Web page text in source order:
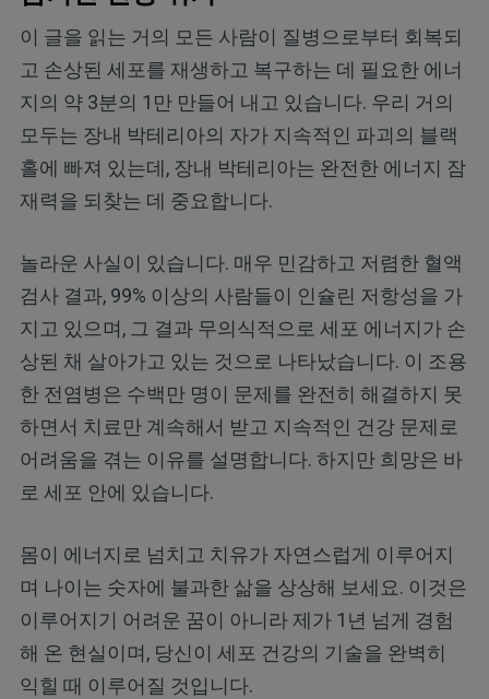
이 글을 읽는 거의 모든 사람이 질병으로부터 회복되
고 손상된 세포를 재생하고 복구하는 데 필요한 에너
지의 약 3분의 1만 만들어 내고 있습니다. 우리 거의
모두는 장내 박테리아의 자가 지속적인 파괴의 블랙
홀에 빠져 있는데, 장내 박테리아는 완전한 에너지 잠
재력을 되찾는 데 중요합니다.
놀라운 사실이 있습니다. 매우 민감하고 저렴한 혈액
검사 결과, 99% 이상의 사람들이 인슐린 저항성을 가
지고 있으며, 그 결과 무의식적으로 세포 에너지가 손
상된 채 살아가고 있는 것으로 나타났습니다. 이 조용
한 전염병은 수백만 명이 문제를 완전히 해결하지 못
하면서 치료만 계속해서 받고 지속적인 건강 문제로
어려움을 겪는 이유를 설명합니다. 하지만 희망은 바
로 세포 안에 있습니다.
몸이 에너지로 넘치고 치유가 자연스럽게 이루어지
며 나이는 숫자에 불과한 삶을 상상해 보세요. 이것은
이루어지기 어려운 꿈이 아니라 제가 1년 넘게 경험
해 온 현실이며, 당신이 세포 건강의 기술을 완벽히
익힐 때 이루어질 것입니다.